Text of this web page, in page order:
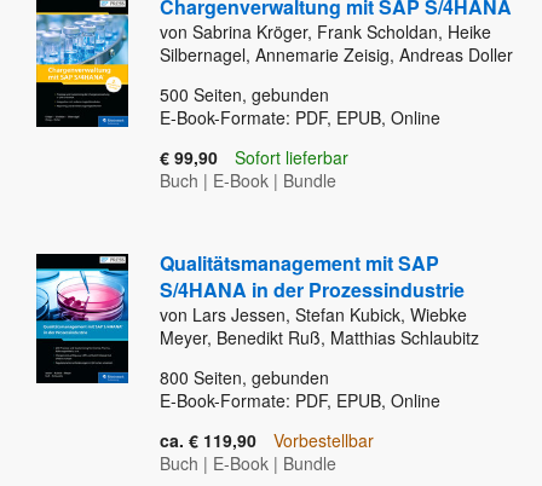
Chargenverwaltung mit SAP S/4HANA
von Sabrina Kröger, Frank Scholdan, Heike
Silbernagel, Annemarie Zeisig, Andreas Doller
500 Seiten, gebunden
E-Book-Formate: PDF, EPUB, Online
€ 99,90
Sofort lieferbar
Buch | E-Book | Bundle
Qualitätsmanagement mit SAP
S/4HANA in der Prozessindustrie
von Lars Jessen, Stefan Kubick, Wiebke
Meyer, Benedikt Ruß, Matthias Schlaubitz
800 Seiten, gebunden
E-Book-Formate: PDF, EPUB, Online
ca. € 119,90
Vorbestellbar
Buch | E-Book | Bundle